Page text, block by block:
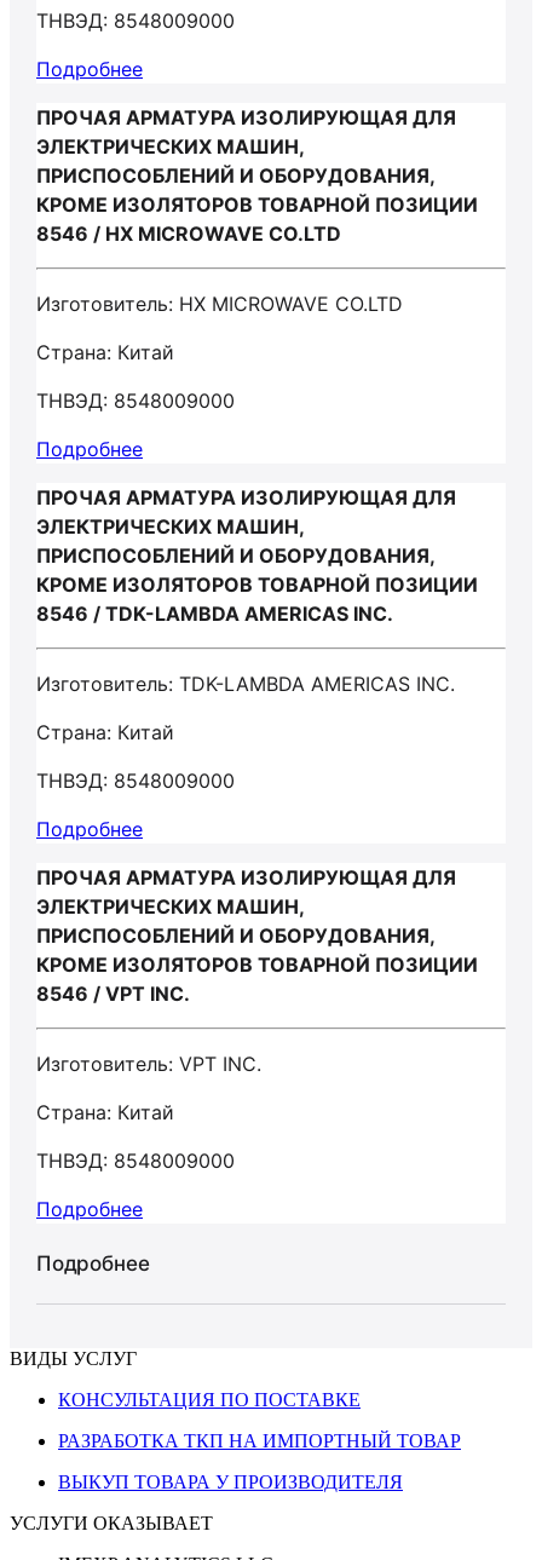
ТНВЭД: 8548009000
Подробнее
ПРОЧАЯ АРМАТУРА ИЗОЛИРУЮЩАЯ ДЛЯ
ЭЛЕКТРИЧЕСКИХ МАШИН,
ПРИСПОСОБЛЕНИЙ И ОБОРУДОВАНИЯ,
КРОМЕ ИЗОЛЯТОРОВ ТОВАРНОЙ ПОЗИЦИИ
8546 / HX MICROWAVE CO.LTD
Изготовитель: HX MICROWAVE CO.LTD
Страна: Китай
ТНВЭД: 8548009000
Подробнее
ПРОЧАЯ АРМАТУРА ИЗОЛИРУЮЩАЯ ДЛЯ
ЭЛЕКТРИЧЕСКИХ МАШИН,
ПРИСПОСОБЛЕНИЙ И ОБОРУДОВАНИЯ,
КРОМЕ ИЗОЛЯТОРОВ ТОВАРНОЙ ПОЗИЦИИ
8546 / TDK-LAMBDA AMERICAS INC.
Изготовитель: TDK-LAMBDA AMERICAS INC.
Страна: Китай
ТНВЭД: 8548009000
Подробнее
ПРОЧАЯ АРМАТУРА ИЗОЛИРУЮЩАЯ ДЛЯ
ЭЛЕКТРИЧЕСКИХ МАШИН,
ПРИСПОСОБЛЕНИЙ И ОБОРУДОВАНИЯ,
КРОМЕ ИЗОЛЯТОРОВ ТОВАРНОЙ ПОЗИЦИИ
8546 / VPT INC.
Изготовитель: VPT INC.
Страна: Китай
ТНВЭД: 8548009000
Подробнее
Подробнее
ВИДЫ УСЛУГ
КОНСУЛЬТАЦИЯ ПО ПОСТАВКЕ
РАЗРАБОТКА ТКП НА ИМПОРТНЫЙ ТОВАР
ВЫКУП ТОВАРА У ПРОИЗВОДИТЕЛЯ
УСЛУГИ ОКАЗЫВАЕТ